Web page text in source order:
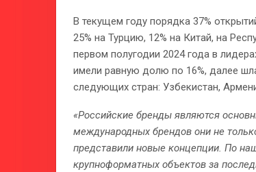
В текущем году порядка 37%
25% на Турцию, 12% на Китай, на
первом полугодии 2024 года в
имели равную долю по 16%, далее
следующих стран: Узбекистан,
«Российские бренды являются
международных брендов они не
представили новые концепции. По
крупноформатных объектов за